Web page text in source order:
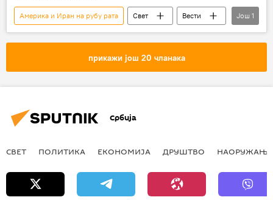
Америка и Иран на рубу рата Свет
Вести
Иран
Још 1
прикажи још 20 чланака
Србија
СВЕТ ПОЛИТИКА ЕКОНОМИЈА ДРУШТВО НАОРУЖАЊЕ